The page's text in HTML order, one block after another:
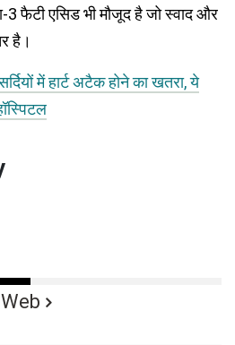
3 फैटी एसिड भी मौजूद है जो स्वाद और
है।
में हार्ट अटैक होने का खतरा, ये